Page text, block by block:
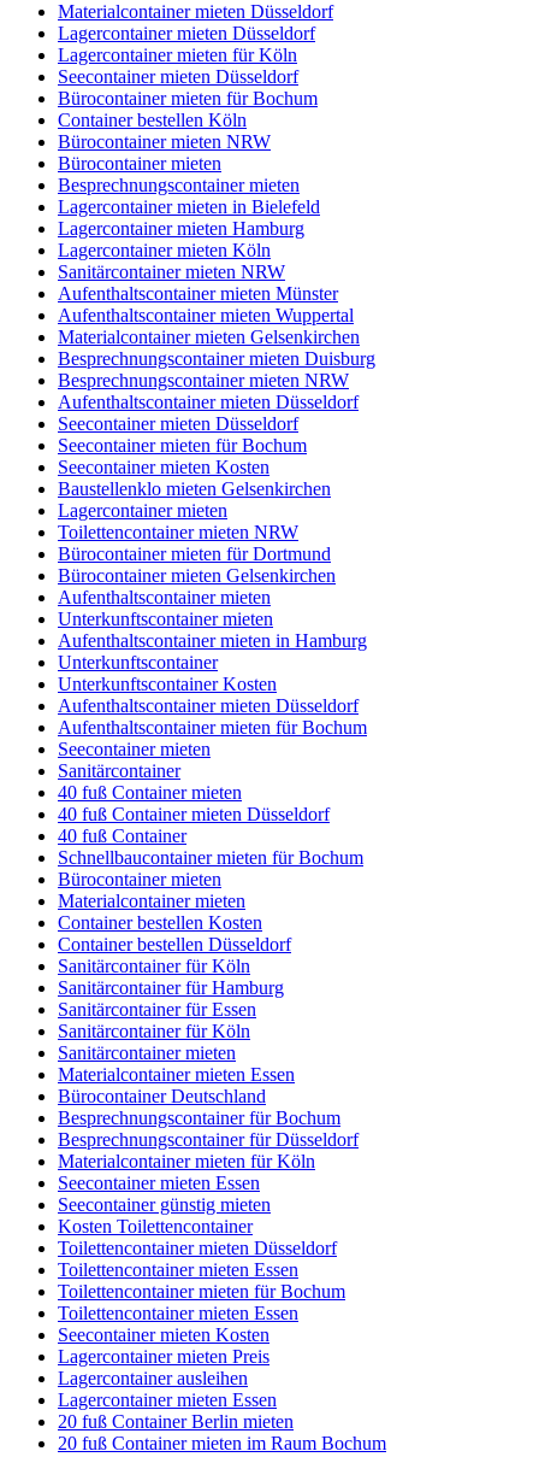
Materialcontainer mieten Düsseldorf
Lagercontainer mieten Düsseldorf
Lagercontainer mieten für Köln
Seecontainer mieten Düsseldorf
Bürocontainer mieten für Bochum
Container bestellen Köln
Bürocontainer mieten NRW
Bürocontainer mieten
Besprechnungscontainer mieten
Lagercontainer mieten in Bielefeld
Lagercontainer mieten Hamburg
Lagercontainer mieten Köln
Sanitärcontainer mieten NRW
Aufenthaltscontainer mieten Münster
Aufenthaltscontainer mieten Wuppertal
Materialcontainer mieten Gelsenkirchen
Besprechnungscontainer mieten Duisburg
Besprechnungscontainer mieten NRW
Aufenthaltscontainer mieten Düsseldorf
Seecontainer mieten Düsseldorf
Seecontainer mieten für Bochum
Seecontainer mieten Kosten
Baustellenklo mieten Gelsenkirchen
Lagercontainer mieten
Toilettencontainer mieten NRW
Bürocontainer mieten für Dortmund
Bürocontainer mieten Gelsenkirchen
Aufenthaltscontainer mieten
Unterkunftscontainer mieten
Aufenthaltscontainer mieten in Hamburg
Unterkunftscontainer
Unterkunftscontainer Kosten
Aufenthaltscontainer mieten Düsseldorf
Aufenthaltscontainer mieten für Bochum
Seecontainer mieten
Sanitärcontainer
40 fuß Container mieten
40 fuß Container mieten Düsseldorf
40 fuß Container
Schnellbaucontainer mieten für Bochum
Bürocontainer mieten
Materialcontainer mieten
Container bestellen Kosten
Container bestellen Düsseldorf
Sanitärcontainer für Köln
Sanitärcontainer für Hamburg
Sanitärcontainer für Essen
Sanitärcontainer für Köln
Sanitärcontainer mieten
Materialcontainer mieten Essen
Bürocontainer Deutschland
Besprechnungscontainer für Bochum
Besprechnungscontainer für Düsseldorf
Materialcontainer mieten für Köln
Seecontainer mieten Essen
Seecontainer günstig mieten
Kosten Toilettencontainer
Toilettencontainer mieten Düsseldorf
Toilettencontainer mieten Essen
Toilettencontainer mieten für Bochum
Toilettencontainer mieten Essen
Seecontainer mieten Kosten
Lagercontainer mieten Preis
Lagercontainer ausleihen
Lagercontainer mieten Essen
20 fuß Container Berlin mieten
20 fuß Container mieten im Raum Bochum